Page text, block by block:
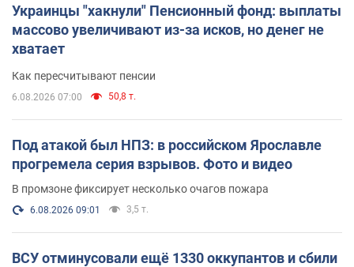
Украинцы "хакнули" Пенсионный фонд: выплаты
массово увеличивают из-за исков, но денег не
хватает
Как пересчитывают пенсии
6.08.2026 07:00 50,8 т.
Под атакой был НПЗ: в российском Ярославле
прогремела серия взрывов. Фото и видео
В промзоне фиксирует несколько очагов пожара
6.08.2026 09:01 3,5 т.
ВСУ отминусовали ещё 1330 оккупантов и сбили